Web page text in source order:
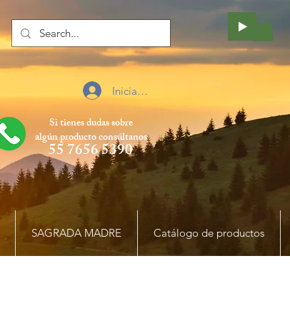
Si tienes dudas sobre
algún productoconsúltanos
55 7656 5390
SAGRADA MADRE Catálogo de productos
Iniciar sesión